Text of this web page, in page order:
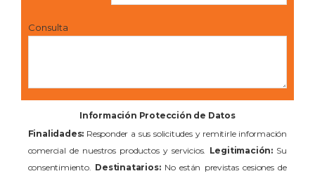
Consulta
Información Protección de Datos
Finalidades: Responder a sus solicitudes y remitirle información
comercial de nuestros productos y servicios. Legitimación: Su
consentimiento. Destinatarios:No están previstas cesiones de